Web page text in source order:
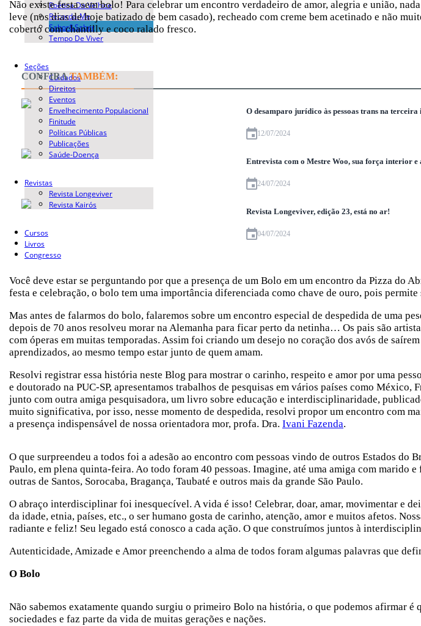
Poética Da Velhice
Recorda-Me
Sabor&Saber
Tempo De Viver
Seções
Cuidados
Direitos
Eventos
Envelhecimento Populacional
Finitude
Políticas Públicas
Publicações
Saúde-Doença
Revistas
Revista Longeviver
Revista Kairós
Cursos
Livros
Congresso
Não existe festa sem bolo! Para celebrar um encontro verdadeiro de amor, alegria e união,
leve (nos dias de hoje batizado de bem casado), recheado com creme bem acetinado e não
coberto com chantilly e coco ralado fresco.
CONFIRATAMBÉM:
O desamparo jurídico às pessoas trans na
12/07/2024
Entrevista com o Mestre Woo, sua força interior
24/07/2024
Revista Longeviver, edição 23, está no ar!
04/07/2024
Você deve estar se perguntando por que a presença de um Bolo em um encontro da Pizza do
festa e celebração, o bolo tem uma importância diferenciada como chave de ouro, pois
Mas antes de falarmos do bolo, falaremos sobre um encontro especial de despedida de uma
depois de 70 anos resolveu morar na Alemanha para ficar perto da netinha… Os pais são
com óperas em muitas temporadas. Assim foi criando um desejo no coração dos avós de
aprendizados, ao mesmo tempo estar junto de quem amam.
Resolvi registrar essa história neste Blog para mostrar o carinho, respeito e amor por uma
e doutorado na PUC-SP, apresentamos trabalhos de pesquisas em vários países como México,
junto com outra amiga pesquisadora, um livro sobre educação e interdisciplinaridade,
muito significativa, por isso, nesse momento de despedida, resolvi propor um encontro com
a presença indispensável de nossa orientadora mor, profa. Dra. Ivani Fazenda.
O que surpreendeu a todos foi a adesão ao encontro com pessoas vindo de outros Estados do
Paulo, em plena quinta-feira. Ao todo foram 40 pessoas. Imagine, até uma amiga com marido
outras de Santos, Sorocaba, Bragança, Taubaté e outros mais da grande São Paulo.
O abraço interdisciplinar foi inesquecível. A vida é isso! Celebrar, doar, amar, movimentar e
da idade, etnia, países, etc., o ser humano gosta de carinho, atenção, amor e muitos afetos.
radiante e feliz! Seu legado está conosco a cada ação. O que construímos juntos à
Autenticidade, Amizade e Amor preenchendo a alma de todos foram algumas palavras que
O Bolo
Não sabemos exatamente quando surgiu o primeiro Bolo na história, o que podemos afirmar é
sociedades e faz parte da vida de muitas gerações e nações.